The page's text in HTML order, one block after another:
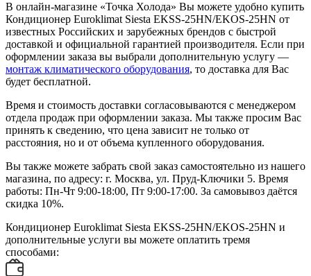
В онлайн-магазине «Точка Холода» Вы можете удобно купить
Кондиционер Euroklimat Siesta EKSS-25HN/EKOS-25HN от
известных Российских и зарубежных брендов с быстрой
доставкой и официальной гарантией производителя. Если при
оформлении заказа вы выбрали дополнительную услугу —
монтаж климатического оборудования, то доставка для Вас
будет бесплатной.
Время и стоимость доставки согласовываются с менеджером
отдела продаж при оформлении заказа. Мы также просим Вас
принять к сведению, что цена зависит не только от
расстояния, но и от объема купленного оборудования.
Вы также можете забрать свой заказ самостоятельно из нашего
магазина, по адресу: г. Москва, ул. Пруд-Ключики 5. Время
работы: Пн-Чт 9:00-18:00, Пт 9:00-17:00. За самовывоз даётся
скидка 10%.
Кондиционер Euroklimat Siesta EKSS-25HN/EKOS-25HN и
дополнительные услуги вы можете оплатить тремя
способами: